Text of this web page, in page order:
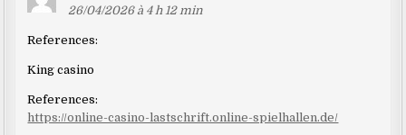
26/04/2026 à 4 h 12 min
References:
King casino
References:
https://online-casino-lastschrift.online-spielhallen.de/